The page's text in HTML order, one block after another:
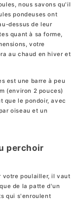
Aspen 10
Aspen 10
Aspen 6
Aspen 6
nous savons qu'il
pondeuses ont
dessus de leur
quant à sa forme,
votre
au chaud en hiver et
est une barre à peu
(environ 2 pouces)
que le pondoir, avec
oiseau et un
perchoir
votre poulailler, il vaut
de la patte d'un
qui s'enroulent